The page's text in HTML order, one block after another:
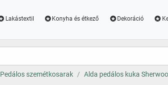
Lakástextil Konyha és étkező Dekoráció
Pedálos szemétkosarak Alda pedálos kuka